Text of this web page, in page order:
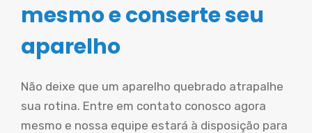
mesmo e conserte seu
aparelho
Não deixe que um aparelho quebrado atrapalhe
sua rotina. Entre em contato conosco agora
mesmo e nossa equipe estará à disposição para